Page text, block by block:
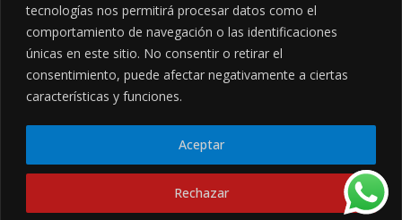
tecnologías nos permitirá procesar datos como el
comportamiento de navegación o las identificaciones
únicas en este sitio. No consentir o retirar el
consentimiento, puede afectar negativamente a ciertas
características y funciones.
Rechazar
Aceptar
CONTÁCTANOS
Cl. 34 Sur #52-02, Alcala, Bogotá
+57 3046569705
LEGALES
Políticas de privacidad